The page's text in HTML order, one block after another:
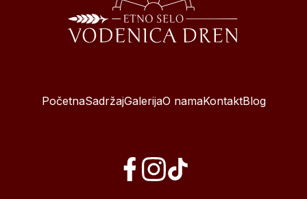
PočetnaSadržajGalerijaO namaKontaktBlog